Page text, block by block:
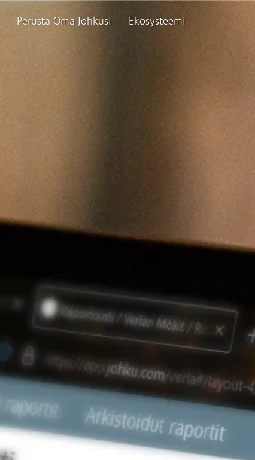
Perusta Oma Johkusi Ekosysteemi